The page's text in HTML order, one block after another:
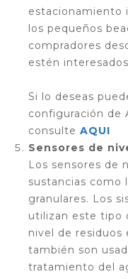
estacionamiento
los pequeños
compradores
estén
Si lo deseas
configuración de
consulte AQUI
Sensores de
Los sensores de
sustancias como
granulares. Los
utilizan este tipo
nivel de residuos
también son
tratamiento del